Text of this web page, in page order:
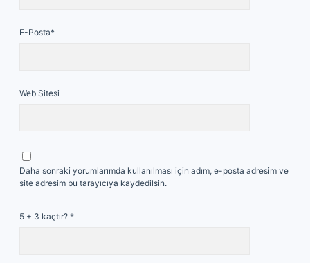
E-Posta*
Web Sitesi
Daha sonraki yorumlarımda kullanılması için adım, e-posta adresim ve
site adresim bu tarayıcıya kaydedilsin.
5 + 3 kaçtır? *